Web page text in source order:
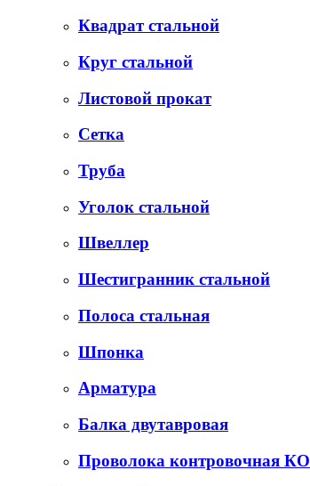
Квадрат стальной
Круг стальной
Листовой прокат
Сетка
Труба
Уголок стальной
Швеллер
Шестигранник стальной
Полоса стальная
Шпонка
Арматура
Балка двутавровая
Проволока контровочная КО